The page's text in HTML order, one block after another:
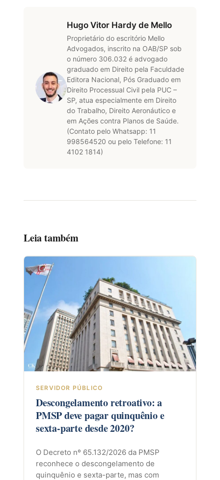
Hugo Vitor Hardy de Mello
Proprietário do escritório Mello
Advogados, inscrito na OAB/SP sob
o número 306.032 é advogado
graduado em Direito pela Faculdade
Editora Nacional, Pós Graduado em
Direito Processual Civil pela PUC –
SP, atua especialmente em Direito
do Trabalho, Direito Aeronáutico e
em Ações contra Planos de Saúde.
(Contato pelo Whatsapp: 11
998564520 ou pelo Telefone: 11
4102 1814)
Leia também
SERVIDOR PÚBLICO
Descongelamento retroativo: a
PMSP deve pagar quinquênio e
sexta-parte desde 2020?
O Decreto nº 65.132/2026 da PMSP
reconhece o descongelamento de
quinquênio e sexta-parte, mas com